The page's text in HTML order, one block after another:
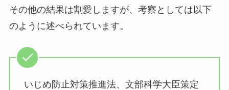
その他の結果は割愛しますが、考察としては以下
のように述べられています。
いじめ防止対策推進法、文部科学大臣策定